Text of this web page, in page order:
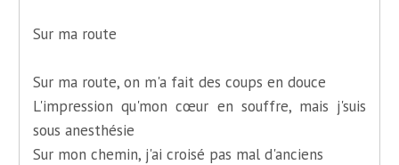
Sur ma route
Sur ma route, on m'a fait des coups en douce
L'impression qu'mon cœur en souffre, mais j'suis
sous anesthésie
Sur mon chemin, j'ai croisé pas mal d'anciens